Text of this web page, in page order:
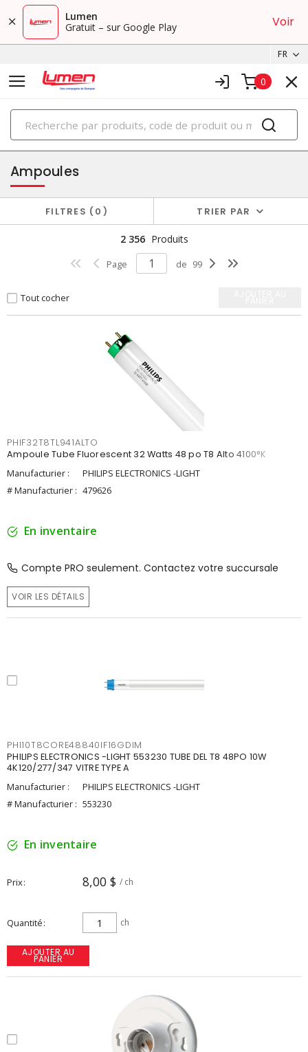
Lumen
Gratuit – sur Google Play
Voir
FR
0
PRODUITS
éclairage
Ampoules
FILTRES 0 TRIER PAR
2 356 Produits
Page de 99
Tout cocher
PHIF32T8TL941ALTO
Ampoule Tube Fluorescent 32 Watts 48 po T8 Alto 4100°K
Manufacturier :
PHILIPS ELECTRONICS -LIGHT
# Manufacturier : 479626
En inventaire
Compte PRO seulement. Contactez votre succursale
VOIR LES DÉTAILS
PHI10T8CORE48840IF16GDIM
PHILIPS ELECTRONICS -LIGHT 553230 TUBE DEL T8 48PO 10W
4K120/277/347 VITRE TYPE A
Manufacturier :
PHILIPS ELECTRONICS -LIGHT
# Manufacturier : 553230
En inventaire
Prix 8,00 $ / ch
Quantité ch
AJOUTER AU
PANIER